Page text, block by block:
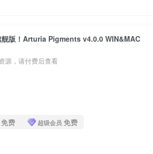
舰版！Arturia Pigments v4.0.0 WIN&MAC
源，请付费后查看
免费 超级会员 免费